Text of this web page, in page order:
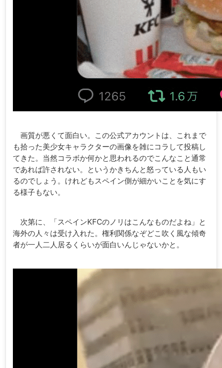
画質が悪くて面白い。この公式アカウントは、これまで
も拾った美少女キャラクターの画像を雑にコラして投稿し
てきた。当然コラボか何かと思われるのでこんなこと通常
であれば許されない。というかきちんと怒っている人もい
るのでしょう。けれどもスペイン側が細かいことを気にす
る様子もない。
次第に、「スペインKFCのノリはこんなものだよね」と
海外の人々は受け入れた。権利関係なぞどこ吹く風な傾奇
者が一人二人居るくらいが面白いんじゃないかと。